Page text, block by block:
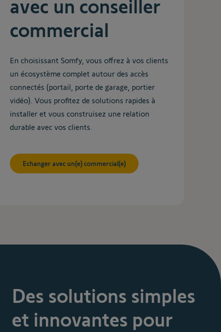
avec un conseiller
commercial
En choisissant Somfy, vous offrez à vos clients
un écosystème complet autour des accès
connectés (portail, porte de garage, portier
vidéo). Vous profitez de solutions rapides à
installer et vous construisez une relation
durable avec vos clients.
Echanger avec un(e) commercial(e)
Des solutions simples
et innovantes pour